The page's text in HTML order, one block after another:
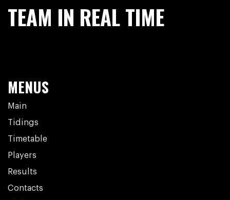
TEAM IN REAL TIME
MENUS
Main
Tidings
Timetable
Players
Results
Contacts